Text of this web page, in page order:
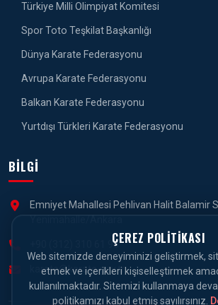
Türkiye Milli Olimpiyat Komitesi
Spor Toto Teşkilat Başkanlığı
Dünya Karate Federasyonu
Avrupa Karate Federasyonu
Balkan Karate Federasyonu
Yurtdışı Türkleri Karate Federasyonu
BILGI
Emniyet Mahallesi Pehlivan Halit Balamir
+90 (312) 310 61 90
karate@karate.gov.tr
ÇEREZ POLITIKASI
Web sitemizde deneyiminizi geliştirmek,
etmek ve içerikleri kişiselleştirmek
kullanılmaktadır. Sitemizi kullanmaya
politikamızı kabul etmiş sayılırsınız.